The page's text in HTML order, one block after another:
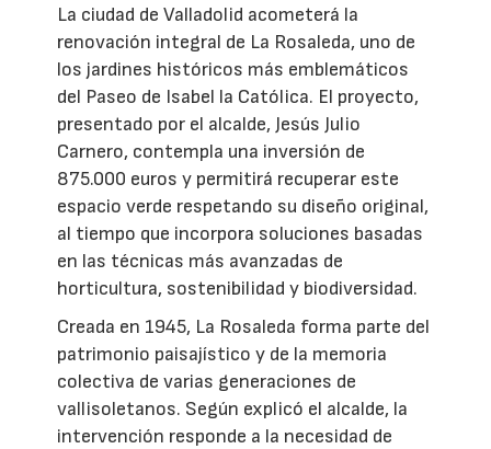
La ciudad de Valladolid acometerá la
renovación integral de La Rosaleda, uno de
los jardines históricos más emblemáticos
del Paseo de Isabel la Católica. El proyecto,
presentado por el alcalde, Jesús Julio
Carnero, contempla una inversión de
875.000 euros y permitirá recuperar este
espacio verde respetando su diseño original,
al tiempo que incorpora soluciones basadas
en las técnicas más avanzadas de
horticultura, sostenibilidad y biodiversidad.
Creada en 1945, La Rosaleda forma parte del
patrimonio paisajístico y de la memoria
colectiva de varias generaciones de
vallisoletanos. Según explicó el alcalde, la
intervención responde a la necesidad de